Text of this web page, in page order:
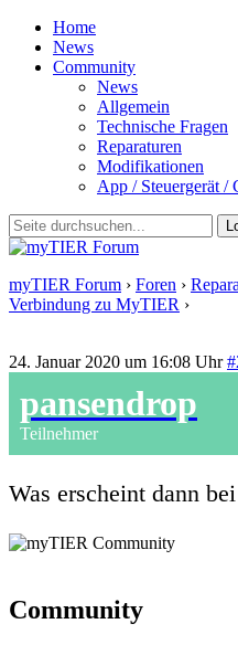
Home
News
Community
News
Allgemein
Technische Fragen
Reparaturen
Modifikationen
App / Steuergerät /
myTIER Forum › Foren ›
Verbindung zu MyTIER ›
24. Januar 2020 um 16:08 Uhr
pansendrop
Teilnehmer
Was erscheint dann
Community